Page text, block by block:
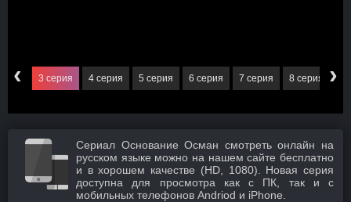
‹ 3 серия 4 серия 5 серия 6 серия 7 серия 8 серия ›
Сериал Основание Осман смотреть онлайн на
русском языке можно на нашем сайте бесплатно
и в хорошем качестве (HD, 1080). Новая серия
доступна для просмотра как с ПК, так и с
мобильных телефонов Andriod и iPhone.